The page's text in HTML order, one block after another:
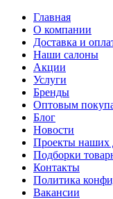
Главная
О компании
Доставка и
Наши cалоны
Акции
Услуги
Бренды
Оптовым
Блог
Новости
Проекты наших
Подборки
Контакты
Политика
Вакансии